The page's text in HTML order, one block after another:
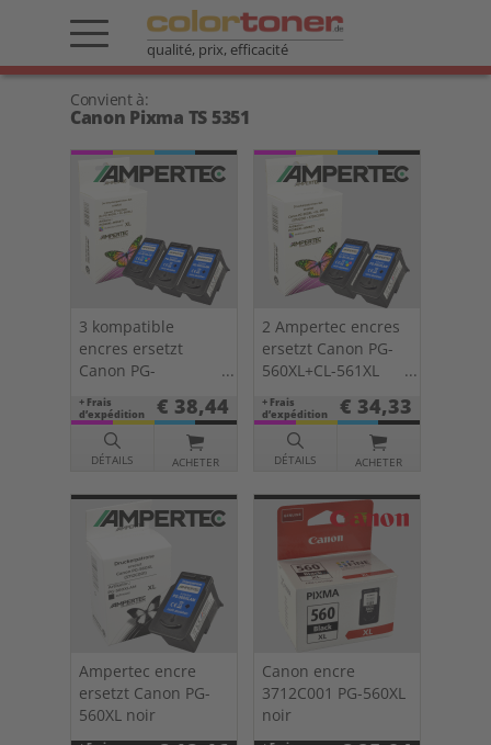
qualité, prix, efficacité
Convient à:
Canon Pixma TS 5351
3 kompatible
encres ersetzt
Canon PG-
560XL(2)+CL-
561XL(1) Multipack
KCMY
+ Frais
d’expédition
€ 38,44
DÉTAILS ACHETER
2 Ampertec encres
ersetzt Canon PG-
560XL+CL-561XL
pack double KCMY
+ Frais
d’expédition
€ 34,33
DÉTAILS ACHETER
Ampertec encre
ersetzt Canon PG-
560XL noir
Canon encre
3712C001 PG-560XL
noir